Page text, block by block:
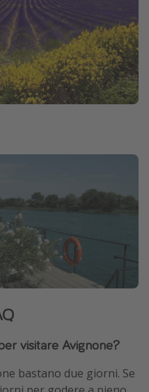
visitare Avignone?
bastano due giorni. Se